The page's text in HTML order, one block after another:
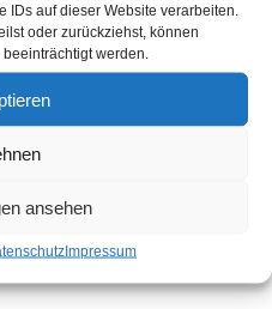
auf dieser Website verarbeiten.
oder zurückziehst, können
werden.
ansehen
Impressum